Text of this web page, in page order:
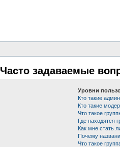
Часто задаваемые
Уровни
Кто такие
Кто такие
Что такое
Где находятся
Как мне стать
Почему
Что такое